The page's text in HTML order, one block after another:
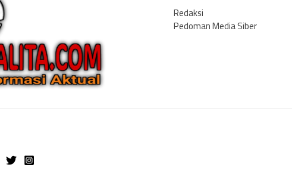
Redaksi
Pedoman Media Siber